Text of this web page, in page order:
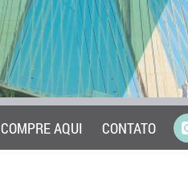
COMPRE AQUI CONTATO